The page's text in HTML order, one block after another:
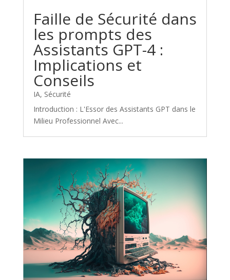
Faille de Sécurité dans
les prompts des
Assistants GPT-4 :
Implications et
Conseils
IA, Sécurité
Introduction : L'Essor des Assistants GPT dans le
Milieu Professionnel Avec...